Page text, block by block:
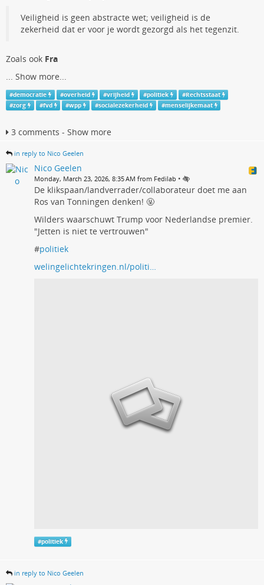
Veiligheid is geen abstracte wet; veiligheid is de
zekerheid dat er voor je wordt gezorgd als het tegenzit.
Zoals ook Fra
Show more...
#democratie #overheid #vrijheid #politiek #Rechtsstaat
#zorg #fvd #wpp #socialezekerheid #menselijkemaat
3 comments - Show more
in reply to Nico Geelen
Nico Geelen
Monday, March 23, 2026, 8:35 AM from Fedilab •
De klikspaan/landverrader/collaborateur doet me aan
Ros van Tonningen denken! 🤬
Wilders waarschuwt Trump voor Nederlandse premier.
"Jetten is niet te vertrouwen"
#politiek
welingelichtekringen.nl/politi…
#politiek
in reply to Nico Geelen